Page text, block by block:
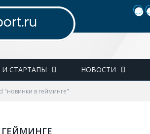
СТАРТАПЫ НОВОСТИ
"новинки в гейминге"